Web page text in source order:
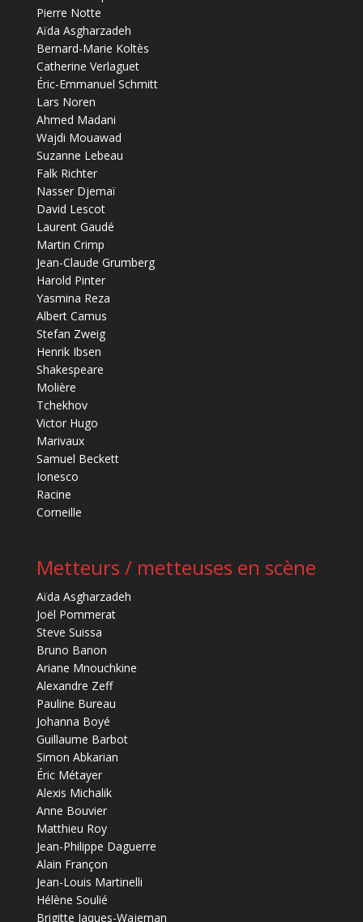
Pierre Notte
Aïda Asgharzadeh
Bernard-Marie Koltès
Catherine Verlaguet
Éric-Emmanuel Schmitt
Lars Noren
Ahmed Madani
Wajdi Mouawad
Suzanne Lebeau
Falk Richter
Nasser Djemaï
David Lescot
Laurent Gaudé
Martin Crimp
Jean-Claude Grumberg
Harold Pinter
Yasmina Reza
Albert Camus
Stefan Zweig
Henrik Ibsen
Shakespeare
Molière
Tchekhov
Victor Hugo
Marivaux
Samuel Beckett
Ionesco
Racine
Corneille
Metteurs / metteuses en scène
Aïda Asgharzadeh
Joël Pommerat
Steve Suissa
Bruno Banon
Ariane Mnouchkine
Alexandre Zeff
Pauline Bureau
Johanna Boyé
Guillaume Barbot
Simon Abkarian
Éric Métayer
Alexis Michalik
Anne Bouvier
Matthieu Roy
Jean-Philippe Daguerre
Alain Françon
Jean-Louis Martinelli
Hélène Soulié
Brigitte Jaques-Wajeman